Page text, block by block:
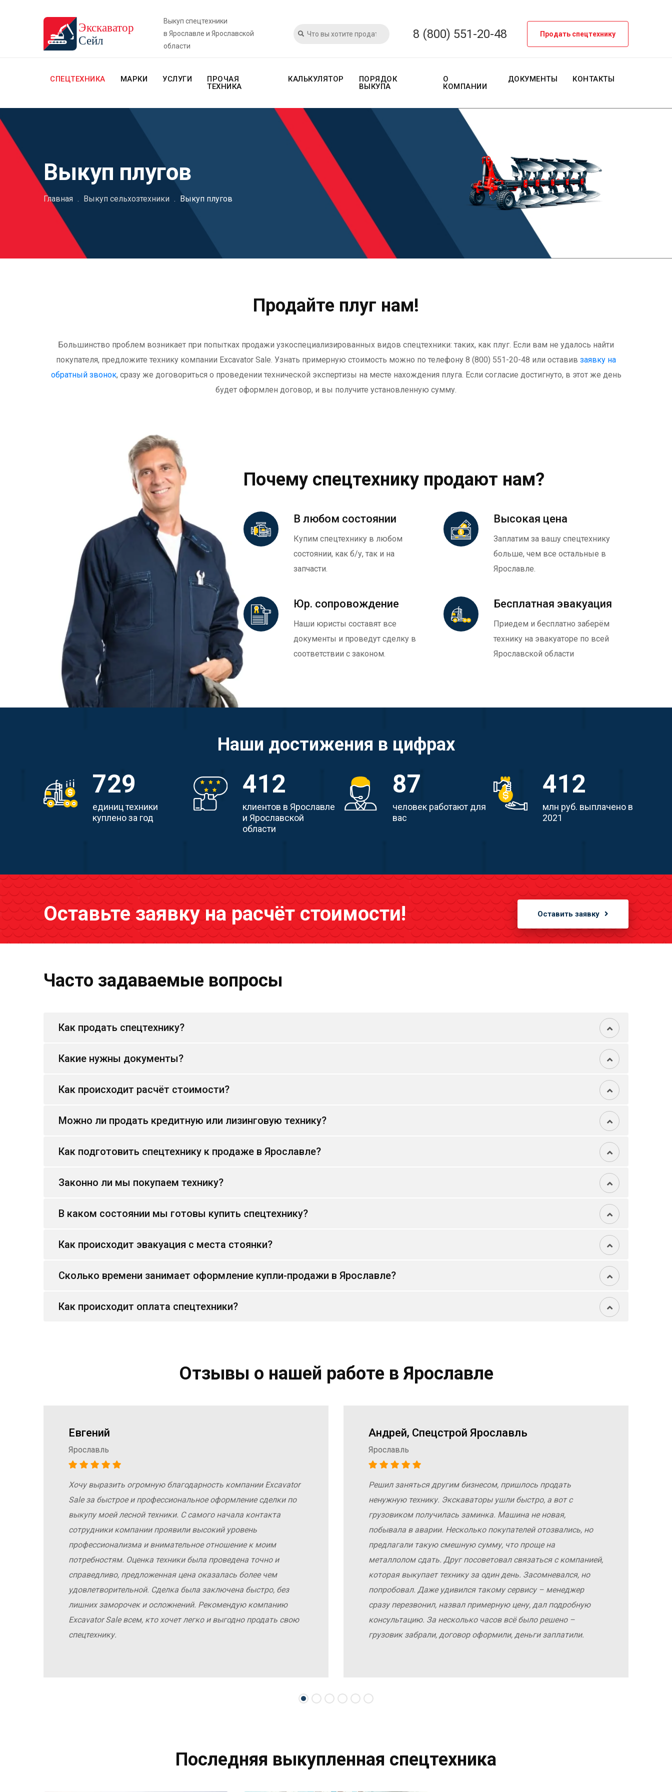
Выкуп спецтехники
в Ярославле и Ярославской
области
8 (800) 551-20-48 Продать спецтехнику
СПЕЦТЕХНИКА МАРКИ УСЛУГИ
ПРОЧАЯ
ТЕХНИКА
КАЛЬКУЛЯТОР
ПОРЯДОК
ВЫКУПА
О
КОМПАНИИ
ДОКУМЕНТЫ КОНТАКТЫ
Выкуп плугов
Главная . Выкуп сельхозтехники . Выкуп плугов
Продайте плуг нам!
Большинство проблем возникает при попытках продажи узкоспециализированных видов спецтехники: таких, как плуг. Если вам не удалось найти
покупателя, предложите технику компании Excavator Sale. Узнать примерную стоимость можно по телефону 8 (800) 551-20-48 или оставив заявку на
обратный звонок, сразу же договориться о проведении технической экспертизы на месте нахождения плуга. Если согласие достигнуто, в этот же день
будет оформлен договор, и вы получите установленную сумму.
Почему спецтехнику продают нам?
В любом состоянии
Купим спецтехнику в любом
состоянии, как б/у, так и на
запчасти.
Высокая цена
Заплатим за вашу спецтехнику
больше, чем все остальные в
Ярославле.
Юр. сопровождение
Наши юристы составят все
документы и проведут сделку в
соответствии с законом.
Бесплатная эвакуация
Приедем и бесплатно заберём
технику на эвакуаторе по всей
Ярославской области
Наши достижения в цифрах
729
единиц техники
куплено за год
412
клиентов в Ярославле
и Ярославской
области
87
человек работают для
вас
412
млн руб. выплачено в
2021
Оставьте заявку на расчёт стоимости! Оставить заявку
Часто задаваемые вопросы
Как продать спецтехнику?
Какие нужны документы?
Как происходит расчёт стоимости?
Можно ли продать кредитную или лизинговую технику?
Как подготовить спецтехнику к продаже в Ярославле?
Законно ли мы покупаем технику?
В каком состоянии мы готовы купить спецтехнику?
Как происходит эвакуация с места стоянки?
Сколько времени занимает оформление купли-продажи в Ярославле?
Как происходит оплата спецтехники?
Отзывы о нашей работе в Ярославле
Евгений
Ярославль
Хочу выразить огромную благодарность компании Excavator
Sale за быстрое и профессиональное оформление сделки по
выкупу моей лесной техники. С самого начала контакта
сотрудники компании проявили высокий уровень
профессионализма и внимательное отношение к моим
потребностям. Оценка техники была проведена точно и
справедливо, предложенная цена оказалась более чем
удовлетворительной. Сделка была заключена быстро, без
лишних заморочек и осложнений. Рекомендую компанию
Excavator Sale всем, кто хочет легко и выгодно продать свою
спецтехнику.
Андрей, Спецстрой Ярославль
Ярославль
Решил заняться другим бизнесом, пришлось продать
ненужную технику. Экскаваторы ушли быстро, а вот с
грузовиком получилась заминка. Машина не новая,
побывала в аварии. Несколько покупателей отозвались, но
предлагали такую смешную сумму, что проще на
металлолом сдать. Друг посоветовал связаться с компанией,
которая выкупает технику за один день. Засомневался, но
попробовал. Даже удивился такому сервису – менеджер
сразу перезвонил, назвал примерную цену, дал подробную
консультацию. За несколько часов всё было решено –
грузовик забрали, договор оформили, деньги заплатили.
Последняя выкупленная спецтехника